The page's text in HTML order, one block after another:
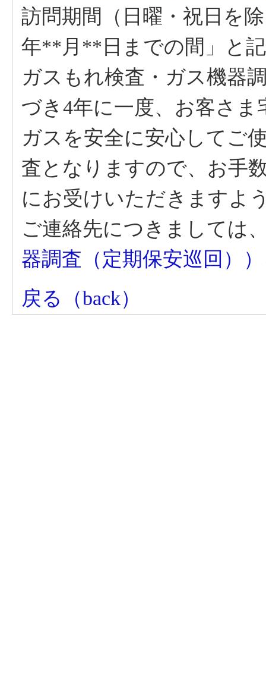
訪問期間（日曜・祝日
年**月**日までの間」と
ガスもれ検査・ガス機器
づき4年に一度、お客さ
ガスを安全に安心してご
査となりますので、お手
にお受けいただきますよ
ご連絡先につきましては
器調査（定期保安巡回））
戻る（back）